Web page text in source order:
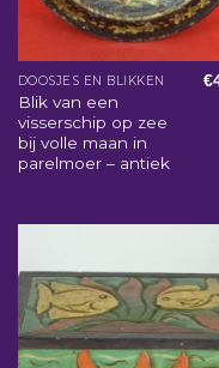
DOOSJES EN BLIKKEN
Blik van een
visserschip op zee
bij volle maan in
parelmoer – antiek
€